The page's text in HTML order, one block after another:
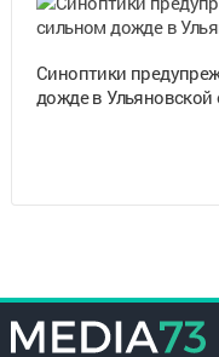
Синоптики
дожде в Ульяновской